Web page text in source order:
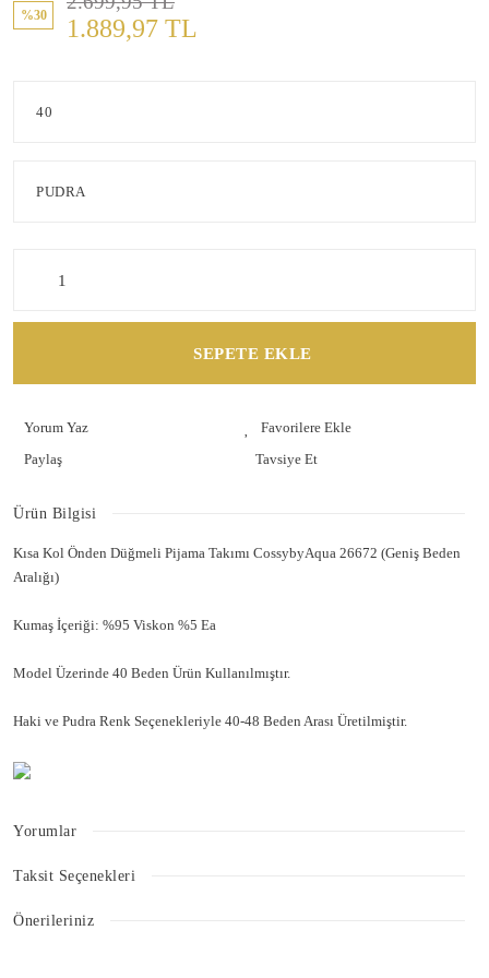
%30 1.889,97 TL
SEPETE EKLE
Yorum Yaz
Paylaş
Tavsiye Et
Ürün Bilgisi
Kısa Kol Önden Düğmeli Pijama Takımı CossybyAqua 26672 (Geniş Beden
Aralığı)
Kumaş İçeriği: %95 Viskon %5 Ea
Model Üzerinde 40 Beden Ürün Kullanılmıştır.
Haki ve Pudra Renk Seçenekleriyle 40-48 Beden Arası Üretilmiştir.
Yorumlar
Taksit Seçenekleri
Önerileriniz